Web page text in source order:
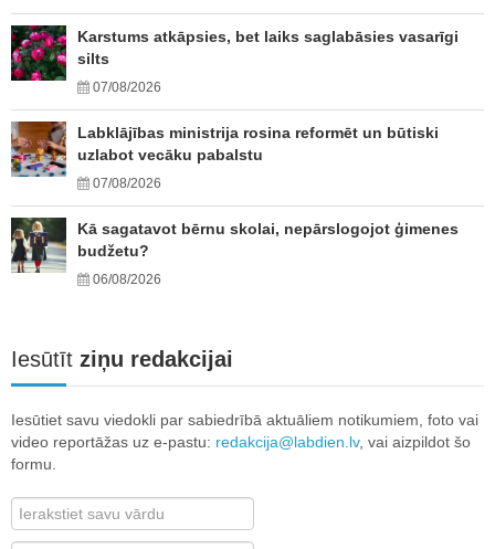
Karstums atkāpsies, bet laiks saglabāsies vasarīgi
silts
07/08/2026
Labklājības ministrija rosina reformēt un būtiski
uzlabot vecāku pabalstu
07/08/2026
Kā sagatavot bērnu skolai, nepārslogojot ģimenes
budžetu?
06/08/2026
Iesūtīt ziņu redakcijai
Iesūtiet savu viedokli par sabiedrībā aktuāliem notikumiem, foto vai
video reportāžas uz e-pastu: redakcija@labdien.lv, vai aizpildot šo
formu.